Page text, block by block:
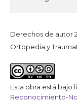
Derechos de autor
Ortopedia y
Esta obra está bajo
Reconocimiento-